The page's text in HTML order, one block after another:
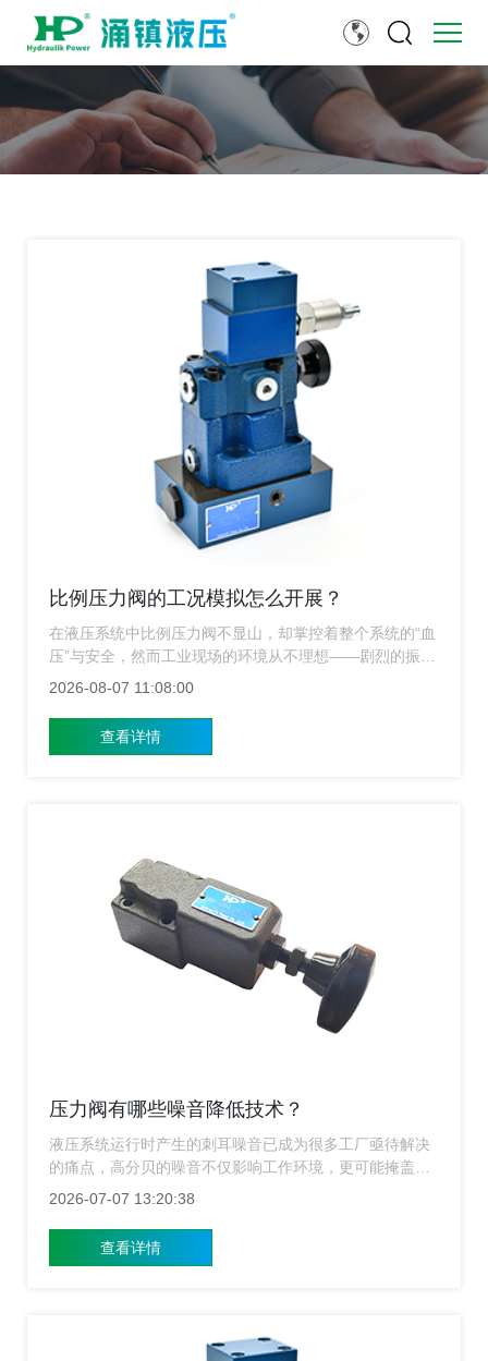
比例压力阀的工况模拟怎么开展？
在液压系统中比例压力阀不显山，却掌控着整个系统的“血
压”与安全，然而工业现场的环境从不理想——剧烈的振
动、极端的温度、高频的冲击以及复杂的流体污染，都在
都会问：“你们的阀门真的能扛得住我们的恶劣工况吗？”
2026-08-07 11:08:00
查看详情
压力阀有哪些噪音降低技术？
液压系统运行时产生的刺耳噪音已成为很多工厂亟待解决
的痛点，高分贝的噪音不仅影响工作环境，更可能掩盖设
备故障的早期信号，甚至导致听力损伤，上海涌镇压力阀
尖端的压力阀噪音降低技术，带您走进静音液压的新时
2026-07-07 13:20:38
查看详情